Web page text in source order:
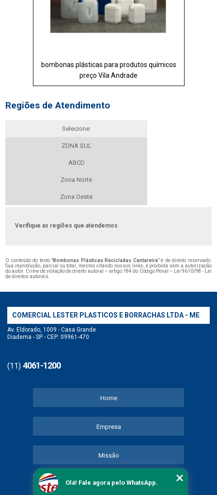
bombonas plásticas para produtos químicos
preço Vila Andrade
Regiões de Atendimento
Selecione:
ZONA SUL
ABCD
Zona Norte
Zona Oeste
Verifique as regiões que atendemos
O conteúdo do texto "Bombonas Plásticas Recicladas Cantareira" é de direito reservado.
Sua reprodução, parcial ou total, mesmo citando nossos links, é proibida sem a autorização
do autor. Crime de violação de direito autoral – artigo 184 do Código Penal – Lei 9610/98 - Lei
de direitos autorais.
COMERCIAL LESTER PLASTICOS E BORRACHAS LTDA - ME
Av. Eldorado, 1009 - Casa Grande
Diadema - SP - CEP: 09961-470
(11) 4061-1200
Home
Empresa
Missão
Serviços
Olá! Fale agora pelo WhatsApp.